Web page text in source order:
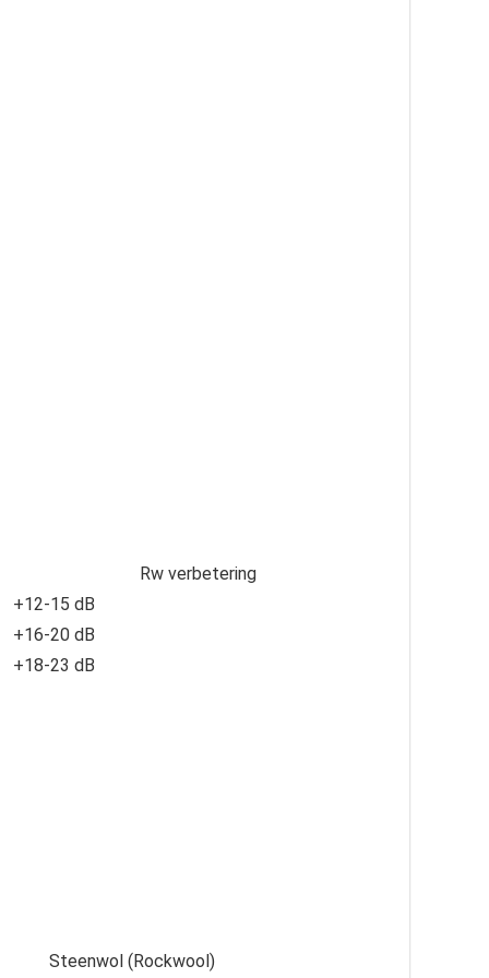
Rw verbetering
+12-15 dB
+16-20 dB
+18-23 dB
Steenwol (Rockwool)